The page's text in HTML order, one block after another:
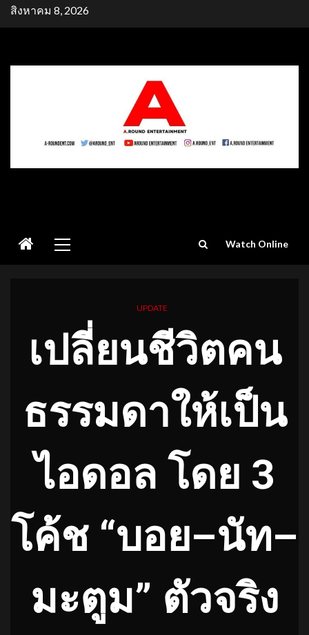
Skipสิงหาคม 8, 2026
Menu
Watch Online
UPDATE
เปลี่ยนชีวิตคน
ธรรมดาให้เป็น
ไอดอล โดย 3
โค้ช “บอย–นัท–
มะตูม” ตัวจริง